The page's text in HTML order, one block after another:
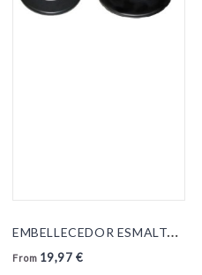
E
MBELLECEDOR ESMALTAT...
From 19,97 €